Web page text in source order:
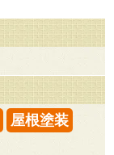
屋根塗装